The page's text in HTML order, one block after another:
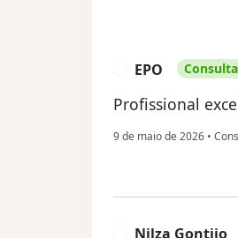
EPO
Profissional
9 de maio de 2026 •
Nilza Gontijo